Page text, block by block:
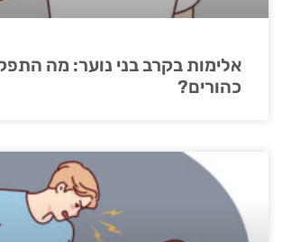
אלימות בקרב בני נוער: מה
כהורים?